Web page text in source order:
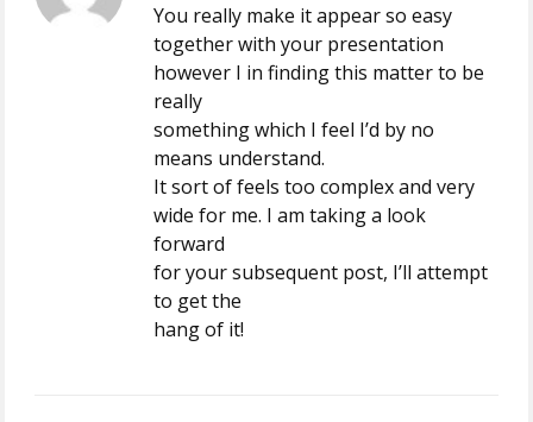
You really make it appear so easy
together with your presentation
however I in finding this matter to be
really
something which I feel I’d by no
means understand.
It sort of feels too complex and very
wide for me. I am taking a look
forward
for your subsequent post, I’ll attempt
to get the
hang of it!